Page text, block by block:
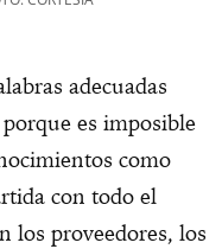
adecuadas
es imposible
como
con todo el
los proveedores, los